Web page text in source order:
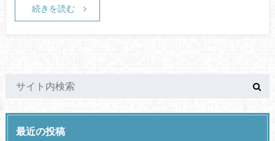
続きを読む
最近の投稿